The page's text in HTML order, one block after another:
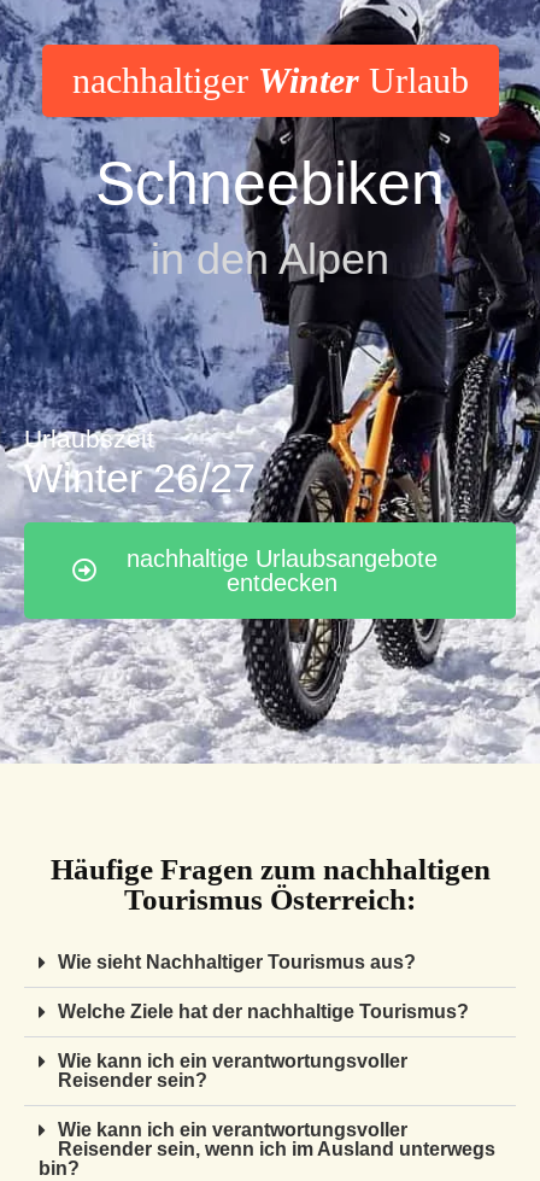
nachhaltiger WinterUrlaub
Schneebiken
in den Alpen
Urlaubszeit
Winter 26/27
nachhaltige Urlaubsangebote
entdecken
Häufige Fragen zum nachhaltigen
Tourismus Österreich:
Wie sieht Nachhaltiger Tourismus aus?
Welche Ziele hat der nachhaltige Tourismus?
Wie kann ich ein verantwortungsvoller
Reisender sein?
Wie kann ich ein verantwortungsvoller
Reisender sein, wenn ich im Ausland unterwegs
bin?